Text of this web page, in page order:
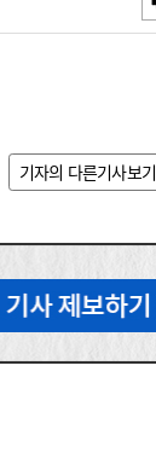
기자의 다른기사보기